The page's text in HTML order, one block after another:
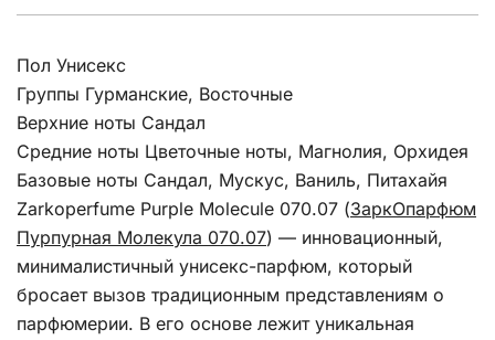
Пол Унисекс
Группы Гурманские, Восточные
Верхние ноты Сандал
Средние ноты Цветочные ноты, Магнолия, Орхидея
Базовые ноты Сандал, Мускус, Ваниль, Питахайя
Zarkoperfume Purple Molecule 070.07 (ЗаркОпарфюм
Пурпурная Молекула 070.07) — инновационный,
минималистичный унисекс-парфюм, который
бросает вызов традиционным представлениям о
парфюмерии. В его основе лежит уникальная